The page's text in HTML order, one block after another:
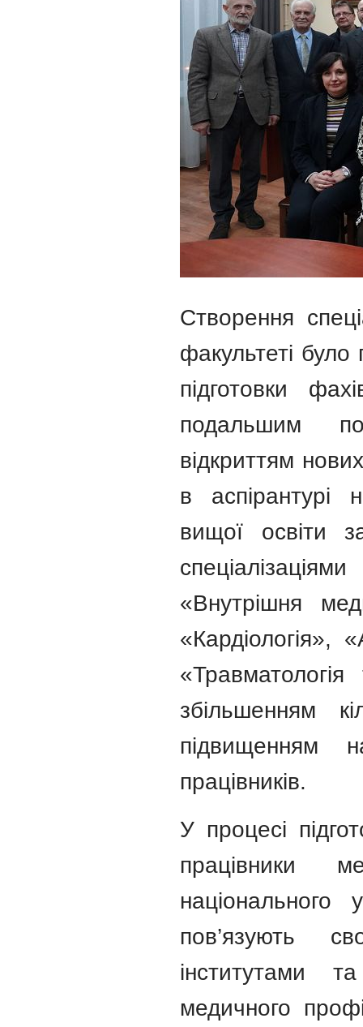
Створення
факультеті
підготовки
подальшим
відкриттям
в аспірантурі
вищої освіти
«Внутрішня
«Кардіологія»,
збільшенням
підвищенням
працівників.
У процесі
працівники
національного
пов’язують
інститутами
медичного